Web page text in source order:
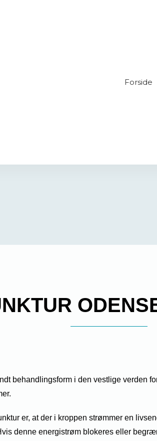
Forside
behandlingsform i den vestlige verden
er, at der i kroppen strømmer en
denne energistrøm blokeres eller